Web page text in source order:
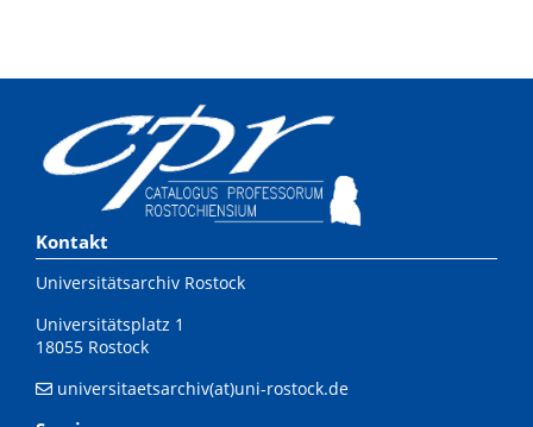
Kontakt
Universitätsarchiv Rostock
Universitätsplatz 1
18055 Rostock
universitaetsarchiv(at)uni-rostock.de